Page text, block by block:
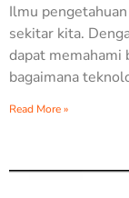
Ilmu
sekitar kita.
dapat memahami
bagaimana
Read More »